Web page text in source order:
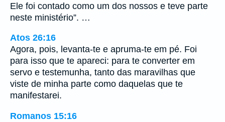
Ele foi contado como um dos nossos e teve parte
neste ministério”. …
Atos 26:16
Agora, pois, levanta-te e apruma-te em pé. Foi
para isso que te apareci: para te converter em
servo e testemunha, tanto das maravilhas que
viste de minha parte como daquelas que te
manifestarei.
Romanos 15:16